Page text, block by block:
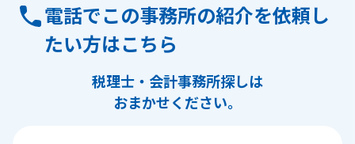
電話でこの事務所の紹介を依頼し
たい方はこちら
税理士・会計事務所探しは
おまかせください。